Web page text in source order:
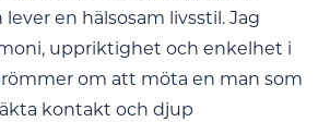
en hälsosam livsstil. Jag
uppriktighet och enkelhet i
om att möta en man som
kontakt och djup